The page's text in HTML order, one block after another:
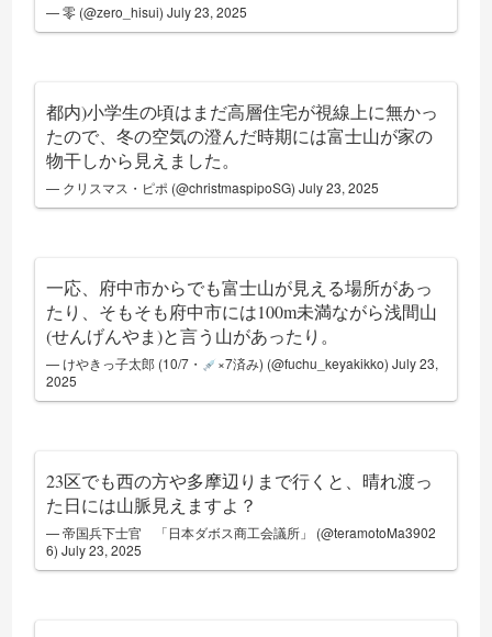
— 零 (@zero_hisui)July 23, 2025
都内)小学生の頃はまだ高層住宅が視線上に無かっ
たので、冬の空気の澄んだ時期には富士山が家の
物干しから見えました。
— クリスマス・ピポ (@christmaspipoSG)July 23, 2025
一応、府中市からでも富士山が見える場所があっ
たり、そもそも府中市には100m未満ながら浅間山
(せんげんやま)と言う山があったり。
— けやきっ子太郎 (10/7・ ×7済み) (@fuchu_keyakikko) July 23,
2025
23区でも西の方や多摩辺りまで行くと、晴れ渡っ
た日には山脈見えますよ？
— 帝国兵下士官 「日本ダボス商工会議所」 (@teramotoMa3902
6)July 23, 2025